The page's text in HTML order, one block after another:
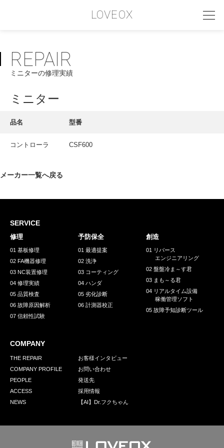
LOVEOX
PHILOSOPHY
フィロソフィー
COMPANY PROFILE
INTERVIEW
採用情報
GREEN CHALLENGE
環境への取り組み
お問い合わせ 発送先
REPAIR
ミニターの修理実績
ミニター
品名 型番
コントローラ CSF600
メーカー一覧へ戻る
SERVICE
修理
01 基板修理
02 FA機器修理
03 NC装置修理
04 修理実績
05 品質検査
06 故障原因解析
07 信頼性試験
予防保全
01 最適提案
02 洗浄
03 コーティング
04 ハンダ
05 劣化診断
06 計測器校正
創造
01 リバース
エンジニアリング
02 盤盤冷ま～す君
03 まも～る君
04 リアルタイム設備
稼働管理ソフト
05 故障予知診断ツール
COMPANY
THE REPAIR
COMPANY PROFILE
PEOPLE
ACCESS
NEWS
お客様インタビュー
お問い合わせ
発送先
採用情報
【AI】Dr.フクちゃん